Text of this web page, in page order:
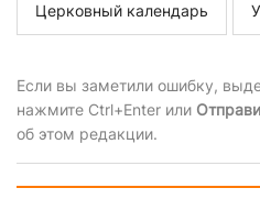
Церковный календарь
Если вы заметили ошибку,
нажмите Ctrl+Enter или
об этом редакции.